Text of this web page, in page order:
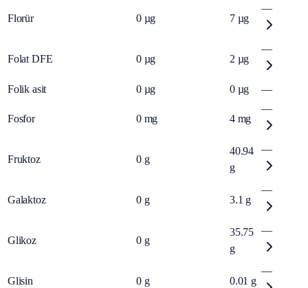
Florür 0 µg 7 µg
—
Folat DFE 0 µg 2 µg
—
Folik asit 0 µg 0 µg —
Fosfor 0 mg 4 mg
—
Fruktoz 0 g
40.94
g
—
Galaktoz 0 g 3.1 g
—
Glikoz 0 g
35.75
g
—
Glisin 0 g 0.01 g
—